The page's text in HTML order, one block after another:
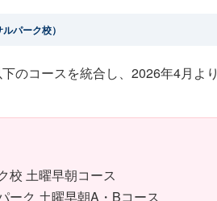
パーク校）
のコースを統合し、2026年4月より
校 土曜早朝コース
ーク 土曜早朝A・Bコース